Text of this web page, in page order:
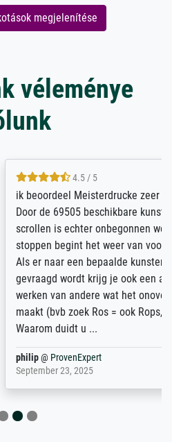
megjelenítése
véleménye
zeer positief.
kunstenaars
werk (na
weer van voor af aan).
kunstenaar
je ook een aantal
wat het onoverzichtelijk
= ook Rops, Rose etc).